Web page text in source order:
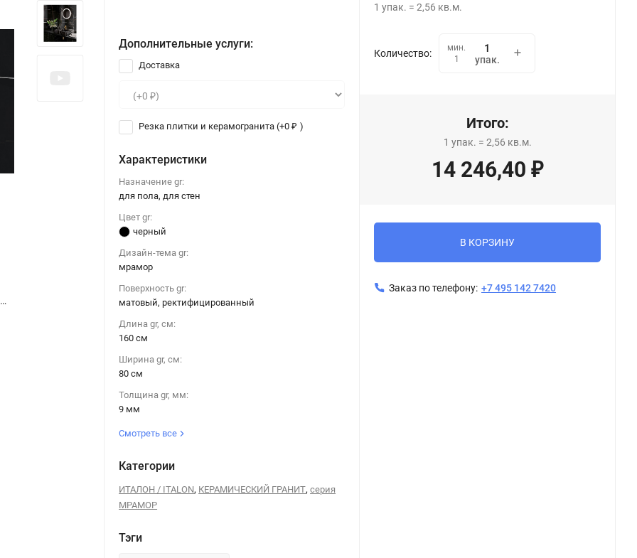
Италон Шарм Делюкс Сахара Нуар Рет / Italon Charme Deluxe Sahara Noir Ret 80x160
Дополнительные услуги:
Доставка
Резка плитки и керамогранита (+0₽ )
Характеристики
Назначение gr:
для пола, для стен
Цвет gr:
черный
Дизайн-тема gr:
мрамор
Поверхность gr:
матовый, ректифицированный
Длина gr, см:
160 см
Ширина gr, см:
80 см
Толщина gr, мм:
9 мм
Смотреть все
Категории
ИТАЛОН / ITALON, КЕРАМИЧЕСКИЙ ГРАНИТ,серия
МРАМОР
Тэги
1 упак. =2,56 кв.м.
Количество:
мин.
1
упак.
Итого:
1 упак. = 2,56 кв.м.
14 246,40 ₽
В КОРЗИНУ
Заказ по телефону: +7 495 142 7420